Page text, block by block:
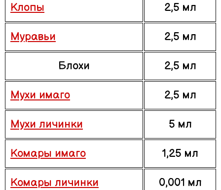
Клопы 2,5 мл
Муравьи 2,5 мл
Блохи 2,5 мл
Мухи имаго 2,5 мл
Мухи личинки 5 мл
Комары имаго 1,25 мл
Комары личинки 0,001 мл